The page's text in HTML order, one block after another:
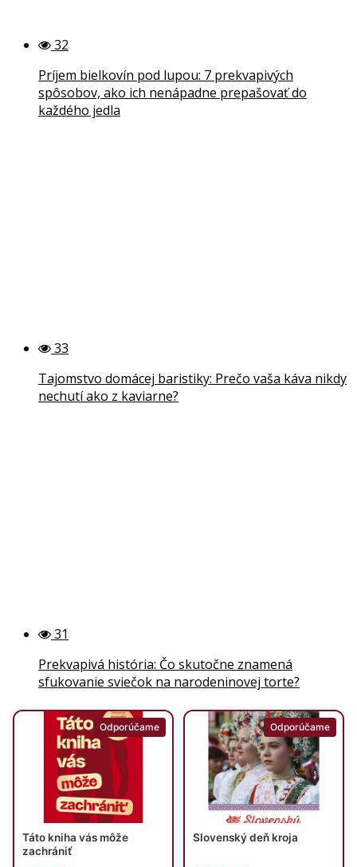
32
Príjem bielkovín pod lupou: 7 prekvapivých
spôsobov, ako ich nenápadne prepašovať do
každého jedla
33
Tajomstvo domácej baristiky: Prečo vaša káva nikdy
nechutí ako z kaviarne?
31
Prekvapivá história: Čo skutočne znamená
sfukovanie sviečok na narodeninovej torte?